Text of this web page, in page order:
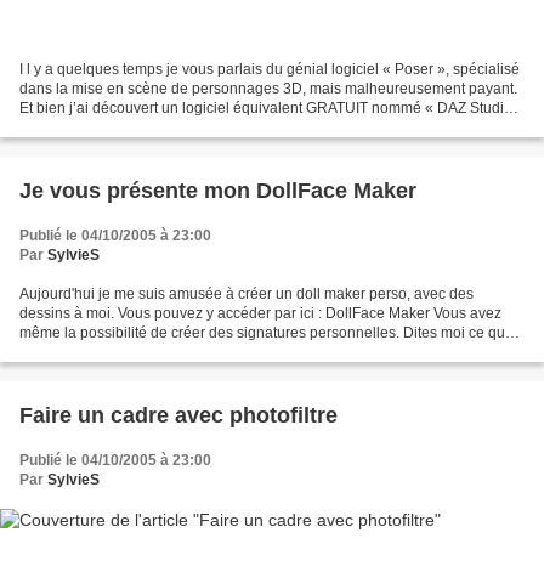
I l y a quelques temps je vous parlais du génial logiciel « Poser », spécialisé
dans la mise en scène de personnages 3D, mais malheureusement payant.
Et bien j’ai découvert un logiciel équivalent GRATUIT nommé « DAZ Studio
Je vous présente mon DollFace Maker
Publié le 04/10/2005 à 23:00
Par SylvieS
Aujourd'hui je me suis amusée à créer un doll maker perso, avec des
dessins à moi. Vous pouvez y accéder par ici : DollFace Maker Vous avez
même la possibilité de créer des signatures personnelles. Dites moi ce que
Faire un cadre avec photofiltre
Publié le 04/10/2005 à 23:00
Par SylvieS